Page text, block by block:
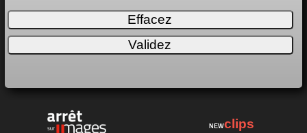
NEWclips